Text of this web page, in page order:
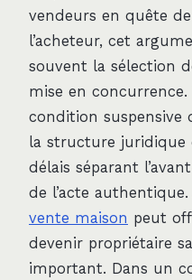
vendeurs en quête
l’acheteur, cet
souvent la sélection
mise en
condition suspensive
la structure juridique
délais séparant
de l’acte authentique.
vente maison peut
devenir propriétaire
important. Dans un